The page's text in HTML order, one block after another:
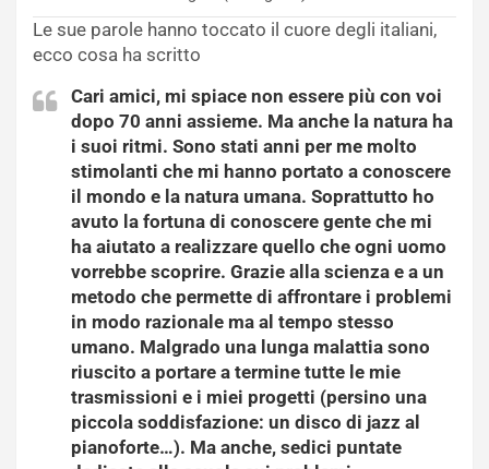
Le sue parole hanno toccato il cuore degli italiani,
ecco cosa ha scritto
Cari amici, mi spiace non essere più con voi
dopo 70 anni assieme. Ma anche la natura ha
i suoi ritmi. Sono stati anni per me molto
stimolanti che mi hanno portato a conoscere
il mondo e la natura umana. Soprattutto ho
avuto la fortuna di conoscere gente che mi
ha aiutato a realizzare quello che ogni uomo
vorrebbe scoprire. Grazie alla scienza e a un
metodo che permette di affrontare i problemi
in modo razionale ma al tempo stesso
umano. Malgrado una lunga malattia sono
riuscito a portare a termine tutte le mie
trasmissioni e i miei progetti (persino una
piccola soddisfazione: un disco di jazz al
pianoforte…). Ma anche, sedici puntate